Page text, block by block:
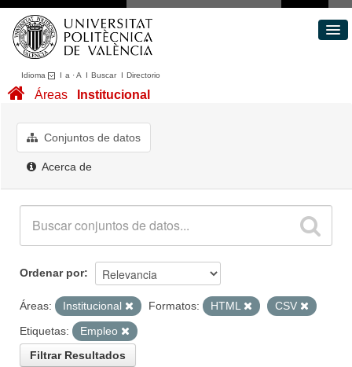
Idioma I a ·A I BuscarI Directorio
Conjuntos de datos
Acerca de
Áreas Institucional
Conjuntos de datos
Acerca de
Ordenar por
Áreas: Institucional Formatos: HTML
CSV
Etiquetas:
Empleo
Filtrar Resultados